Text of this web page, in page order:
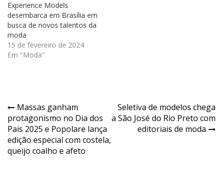
Experience Models
desembarca em Brasília em
busca de novos talentos da
moda
15 de fevereiro de 2024
Em "Moda"
Navegação
de
Post
Massas ganham
protagonismo no Dia dos
Pais 2025 e Popolare lança
edição especial com costela,
queijo coalho e afeto
Seletiva de modelos chega
a São José do Rio Preto com
editoriais de moda